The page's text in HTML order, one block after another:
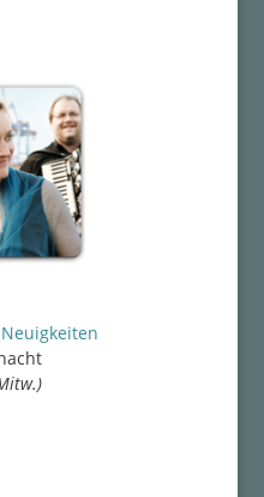
Neuigkeiten